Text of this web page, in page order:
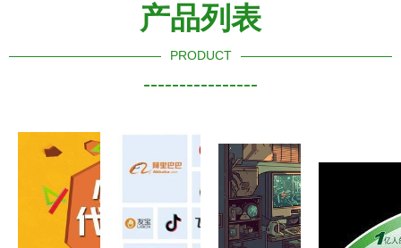
产品列表
PRODUCT
----------------